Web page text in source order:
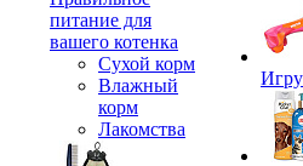
питание для
вашего котенка
Сухой корм
Влажный
корм
Лакомства